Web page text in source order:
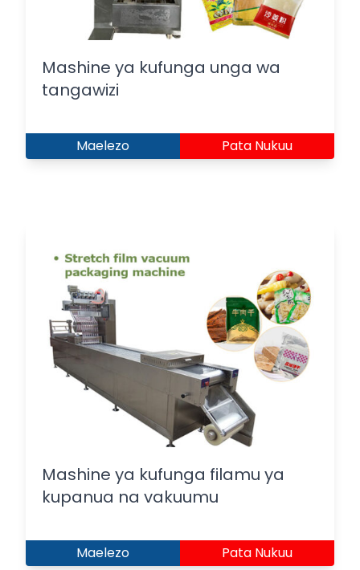
Mashine ya kufunga unga wa
tangawizi
Maelezo Pata Nukuu
Mashine ya kufunga filamu ya
kupanua na vakuumu
Maelezo Pata Nukuu